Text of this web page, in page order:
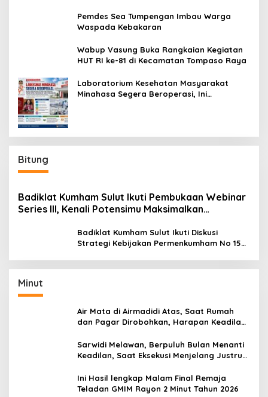
Pemdes Sea Tumpengan Imbau Warga
Waspada Kebakaran
Wabup Vasung Buka Rangkaian Kegiatan
HUT RI ke-81 di Kecamatan Tompaso Raya
Laboratorium Kesehatan Masyarakat
Minahasa Segera Beroperasi, Ini
Bitung
Badiklat Kumham Sulut Ikuti Pembukaan Webinar
Series III, Kenali Potensimu Maksimalkan
Badiklat Kumham Sulut Ikuti Diskusi
Strategi Kebijakan Permenkumham No 15
Minut
Air Mata di Airmadidi Atas, Saat Rumah
dan Pagar Dirobohkan, Harapan Keadilan
Sarwidi Melawan, Berpuluh Bulan Menanti
Keadilan, Saat Eksekusi Menjelang Justru
Ini Hasil lengkap Malam Final Remaja
Teladan GMIM Rayon 2 Minut Tahun 2026